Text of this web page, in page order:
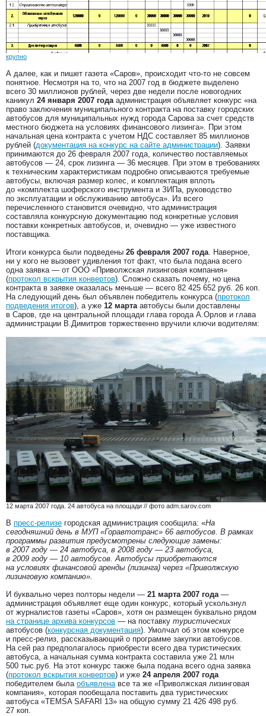
крупно
А далее, как и пишет газета «Саров», происходит что-то не совсем
понятное. Несмотря на то, что на 2007 год в бюджете выделено
всего 30 миллионов рублей, через две недели после новогодних
каникул 24 января 2007 года администрация объявляет конкурс «на
право заключения муниципального контракта на поставку городских
автобусов для муниципальных нужд города Сарова за счет средств
местного бюджета на условиях финансового лизинга». При этом
начальная цена контракта с учетом НДС составляет 85 миллионов
рублей (документация на конкурс на сайте администрации). Заявки
принимаются до 26 февраля 2007 года, количество поставляемых
автобусов — 24, срок лизинга — 36 месяцев. При этом в требованиях
к техническим характеристикам подробно описываются требуемые
автобусы, включая размер колес, и комплектация вплоть
до «комплекта шоферского инструмента и ЗИПа, руководство
по эксплуатации и обслуживанию автобуса». Из всего
перечисленного становится очевидно, что администрация
составляла конкурсную документацию под конкретные условия
поставки конкретных автобусов, и, очевидно — уже известного
поставщика.
Итоги конкурса были подведены 26 февраля 2007 года . Наверное,
ни у кого не вызовет удивления тот факт, что была подана всего
одна заявка — от ООО «Приволжская лизинговая компания»
(протокол вскрытия конвертов). Сложно сказать почему, но цена
контракта в заявке оказалась меньше — всего 82 425 652 руб. 26 коп.
На следующий день был объявлен победитель конкурса (протокол
подведения итогов), а уже 12 марта автобусы были доставлены
в Саров, где на центральной площади глава города А.Орлов и глава
администрации В.Димитров торжественно вручили ключи водителям:
12 марта 2007 года. 24 автобуса на площади // фото adm.sarov.com
В пресс-релизе городская администрация сообщила: «На
сегодняшний день в МУП «Горавтотранс» 66 автобусов. В рамках
программы развития предусмотрены следующие замены:
в 2007 году — 24 автобуса, в 2008 году — 23 автобуса,
в 2009 году — 10 автобусов. Автобусы приобретаются
на условиях финансовой аренды (лизинга) через «Приволжскую
лизинговую компанию».
И буквально через полторы недели — 21 марта 2007 года—
администрация объявляет еще один конкурс, который ускользнул
от журналистов газеты «Саров», хотя он размещен буквально рядом
на странице архива конкурсов — на поставку туристических
автобусов (конкурсная документация). Умолчал об этом конкурсе
и пресс-релиз, рассказывающий о программе закупки автобусов.
На сей раз предполагалось приобрести всего два туристических
автобуса, а начальная сумма контракта составила уже 21 млн
500 тыс.руб. На этот конкурс также была подана всего одна заявка
(протокол вскрытия конвертов) и уже 24 апреля 2007 года
победителем была объявленавсе та же «Приволжская лизинговая
компания», которая пообещала поставить два туристических
автобуса «TEMSA SAFARI 13» на общую сумму 21 426 498 руб.
27 коп.